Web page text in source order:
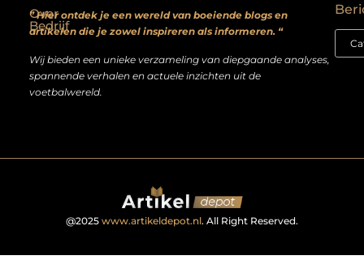
Over
Bedrijf
” Hier ontdek je een wereld van boeiende blogs en
artikelen die je zowel inspireren als informeren. “
Wij bieden een unieke verzameling van diepgaande analyses,
spannende verhalen en actuele inzichten uit de
voetbalwereld.
@2025 www.artikeldepot.nl. All Right Reserved.